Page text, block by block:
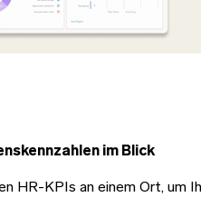
im Blick
HR-KPIs an einem Ort, um